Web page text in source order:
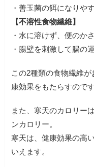
・善玉菌の餌になりや
【不溶性食物繊維】
・水に溶けず、便のか
・腸壁を刺激して腸の
この2種類の食物繊維
康効果をもたらすのです
また、寒天のカロリー
ンカロリー。
寒天は、健康効果の高
いえます。